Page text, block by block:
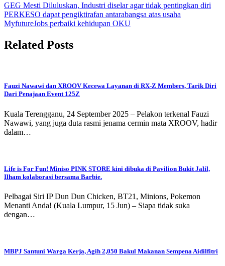
GEG Mesti Diluluskan, Industri diselar agar tidak pentingkan diri
PERKESO dapat pengiktirafan antarabangsa atas usaha
MyfutureJobs perbaiki kehidupan OKU
Related Posts
Fauzi Nawawi dan XROOV Kecewa Layanan di RX-Z Members, Tarik Diri
Dari Penajaan Event 125Z
Kuala Terengganu, 24 September 2025 – Pelakon terkenal Fauzi
Nawawi, yang juga duta rasmi jenama cermin mata XROOV, hadir
dalam…
Life is For Fun! Miniso PINK STORE kini dibuka di Pavilion Bukit Jalil,
Ilham kolaborasi bersama Barbie.
Pelbagai Siri IP Dun Dun Chicken, BT21, Minions, Pokemon
Menanti Anda! (Kuala Lumpur, 15 Jun) – Siapa tidak suka
dengan…
MBPJ Santuni Warga Kerja, Agih 2,050 Bakul Makanan Sempena Aidilfitri